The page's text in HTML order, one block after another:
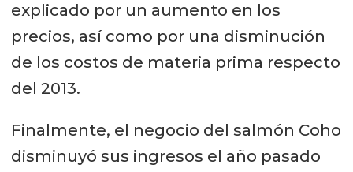
explicado por un aumento en los
precios, así como por una disminución
de los costos de materia prima respecto
del 2013.
Finalmente, el negocio del salmón Coho
disminuyó sus ingresos el año pasado